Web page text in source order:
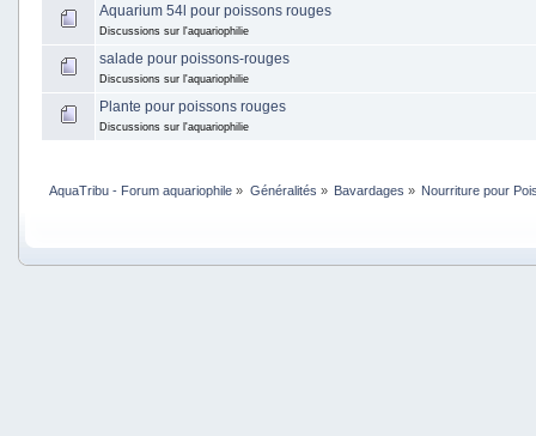
Aquarium 54l pour poissons rouges
Discussions sur l'aquariophilie
salade pour poissons-rouges
Discussions sur l'aquariophilie
Plante pour poissons rouges
Discussions sur l'aquariophilie
AquaTribu - Forum aquariophile » Généralités » Bavardages » Nourriture pour